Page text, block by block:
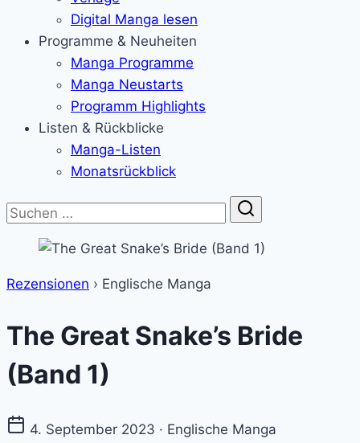
Digital Manga lesen
Programme & Neuheiten
Manga Programme
Manga Neustarts
Programm Highlights
Listen & Rückblicke
Manga-Listen
Monatsrückblick
Suche
Rezensionen › Englische Manga
The Great Snake’s Bride
(Band 1)
4. September 2023 · Englische Manga